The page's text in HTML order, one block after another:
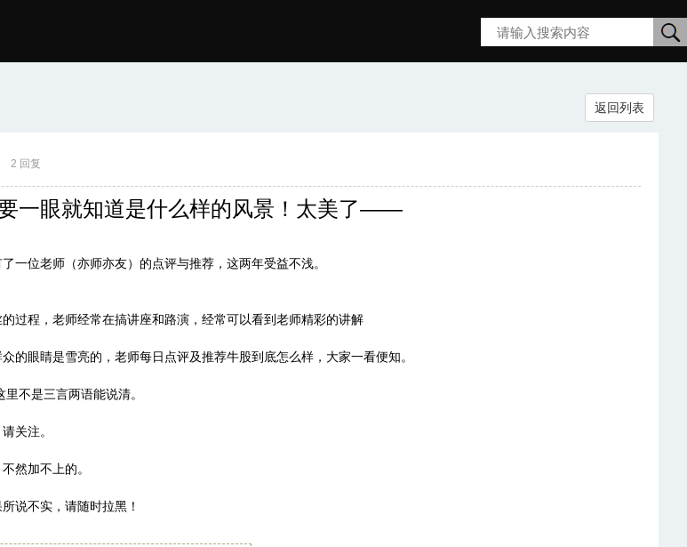
搜
返回列表
2 回复
一眼就知道是什么样的风景！太美了——
一位老师（亦师亦友）的点评与推荐，这两年受益不浅。
过程，老师经常在搞讲座和路演，经常可以看到老师精彩的讲解
的眼睛是雪亮的，老师每日点评及推荐牛股到底怎么样，大家一看便知。
不是三言两语能说清。
关注。
然加不上的。
说不实，请随时拉黑！